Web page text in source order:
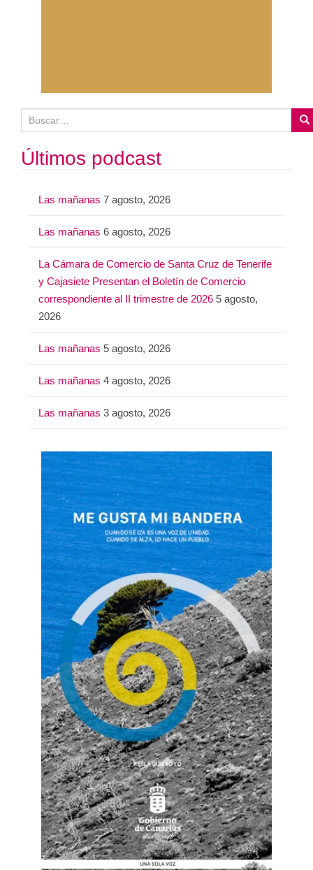
u
s
c
Últimos podcast
Las mañanas 7 agosto, 2026
Las mañanas 6 agosto, 2026
La Cámara de Comercio de Santa Cruz de Tenerife
y Cajasiete Presentan el Boletín de Comercio
correspondiente al II trimestre de 2026 5 agosto,
2026
Las mañanas 5 agosto, 2026
Las mañanas 4 agosto, 2026
Las mañanas 3 agosto, 2026